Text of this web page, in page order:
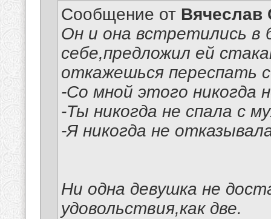
Сообщение от Вячеслав
Он и она встретились в
себе,предложил ей
откажешься переспать
-Со мной этого никогда
-Ты никогда не спала с
-Я никогда не
Ни одна девушка не
удовольствия,как две.